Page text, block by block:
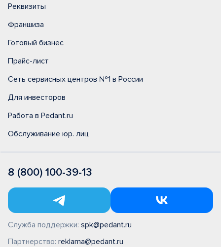
Реквизиты
Франшиза
Готовый бизнес
Прайс-лист
Сеть сервисных центров №1 в России
Для инвесторов
Работа в Pedant.ru
Обслуживание юр. лиц
8 (800) 100-39-13
Служба поддержки: spk@pedant.ru
Партнерство: reklama@pedant.ru